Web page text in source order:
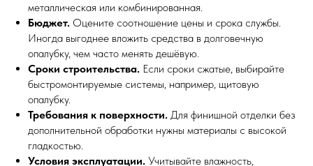
металлическая или комбинированная.
Бюджет. Оцените соотношение цены и срока службы.
Иногда выгоднее вложить средства в долговечную
опалубку, чем часто менять дешёвую.
Сроки строительства. Если сроки сжатые, выбирайте
быстромонтируемые системы, например, щитовую
опалубку.
Требования к поверхности. Для финишной отделки без
дополнительной обработки нужны материалы с высокой
гладкостью.
Условия эксплуатации. Учитывайте влажность,